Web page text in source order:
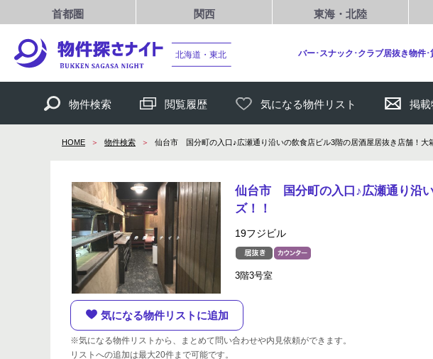
首都圏 関西 東海・北陸
北海道・東北 バー･スナック･クラブ居抜き物件
物件検索 閲覧履歴 気になる物件リスト 掲
HOME 物件検索 仙台市 国分町の入口♪広瀬通り沿いの飲食店ビル3階の居酒屋居抜き店舗！大
仙台市 国分町の入口♪広瀬通り沿
ズ！！
19フジビル
3階3号室
気になる物件リストに追加
※気になる物件リストから、まとめて問い合わせや内見依頼ができます。
リストへの追加は最大20件まで可能です。